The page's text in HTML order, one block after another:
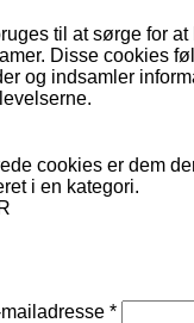
til at sørge for
Disse cookies
og indsamler
cookies er dem
i en kategori.
*Påkrævet